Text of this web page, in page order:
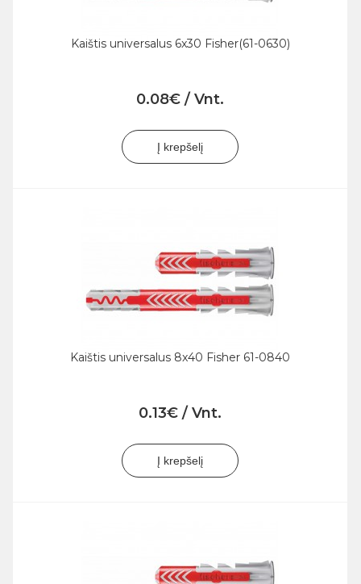
Kaištis universalus 6x30 Fisher(61-0630)
0.08€ / Vnt.
Į krepšelį
Kaištis universalus 8x40 Fisher 61-0840
0.13€ / Vnt.
Į krepšelį